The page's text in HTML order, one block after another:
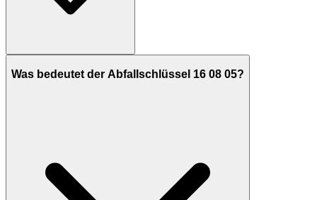
Was bedeutet der Abfallschlüssel 16 08 05?